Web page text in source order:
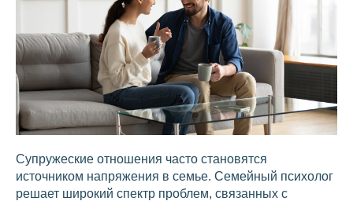
Супружеские отношения часто становятся
источником напряжения в семье. Семейный психолог
решает широкий спектр проблем, связанных с